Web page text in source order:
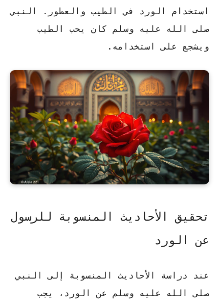
استخدام الورد في الطيب والعطور. النبي
صلى الله عليه وسلم كان يحب الطيب
ويشجع على استخدامه.
تحقيق الأحاديث المنسوبة للرسول
عن الورد
عند دراسة الأحاديث المنسوبة إلى النبي
صلى الله عليه وسلم عن الورد، يجب